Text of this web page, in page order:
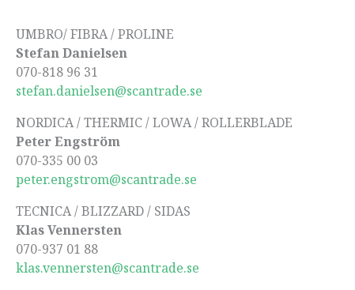
UMBRO/ FIBRA / PROLINE
Stefan Danielsen
070-818 96 31
stefan.danielsen@scantrade.se
NORDICA / THERMIC / LOWA / ROLLERBLADE
Peter Engström
070-335 00 03
peter.engstrom@scantrade.se
TECNICA / BLIZZARD / SIDAS
Klas Vennersten
070-937 01 88
klas.vennersten@scantrade.se